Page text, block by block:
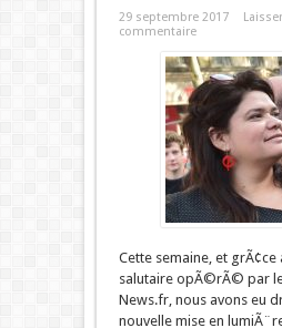
29 septembre 2017
commentaire
Cette semaine, et grÃ¢ce
salutaire opÃ©rÃ© par le
News.fr, nous avons eu
nouvelle mise en